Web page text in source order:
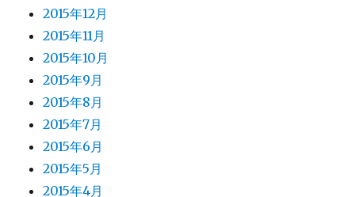
2015年12月
2015年11月
2015年10月
2015年9月
2015年8月
2015年7月
2015年6月
2015年5月
2015年4月